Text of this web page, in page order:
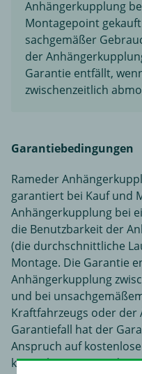
Anhängerkupplung
Montagepoint
sachgemäßer
der
Garantie entfällt,
zwischenzeitlich
Garantiebedingungen
Rameder
garantiert bei Kauf und
Anhängerkupplung bei
die Benutzbarkeit der
(die durchschnittliche
Montage. Die Garantie
Anhängerkupplung
und bei
Kraftfahrzeugs oder der
Garantiefall hat der
Anspruch auf
kostenlosen Ersatz der